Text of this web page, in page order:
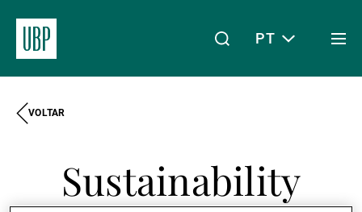
Acerca da UBP
PT
VOLTAR
Sustainability